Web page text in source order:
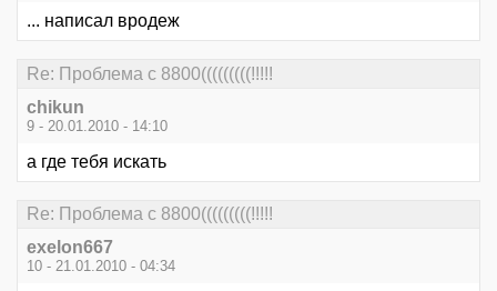
... написал вродеж
Re: Проблема с 8800(((((((((!!!!!
chikun
9 - 20.01.2010 - 14:10
а где тебя искать
Re: Проблема с 8800(((((((((!!!!!
exelon667
10 - 21.01.2010 - 04:34